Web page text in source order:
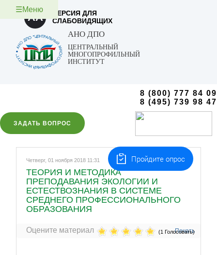
☰Меню
AA
ВЕРСИЯ ДЛЯ
СЛАБОВИДЯЩИХ
АНО ДПО
ЦЕНТРАЛЬНЫЙ
МНОГОПРОФИЛЬНЫЙ
ИНСТИТУТ
8 (800) 777 84 09
8 (495) 739 98 47
ЗАДАТЬ ВОПРОС
Четверг, 01 ноября 2018 11:31
ТЕОРИЯ И МЕТОДИКА
ПРЕПОДАВАНИЯ ЭКОЛОГИИ И
ЕСТЕСТВОЗНАНИЯ В СИСТЕМЕ
СРЕДНЕГО ПРОФЕССИОНАЛЬНОГО
ОБРАЗОВАНИЯ
Печать
Оцените материал (1 Голосовать)
Пройдите опрос